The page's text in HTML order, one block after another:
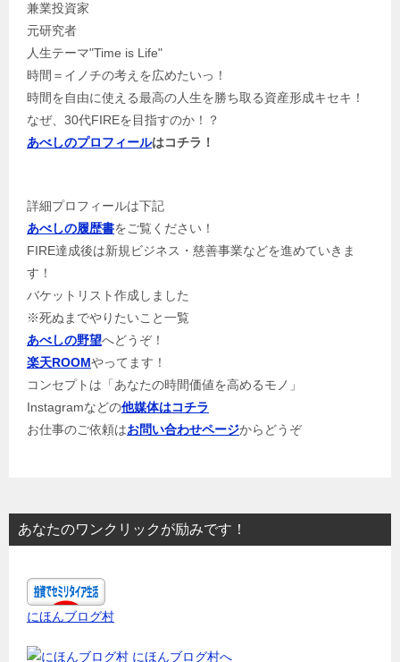
兼業投資家
元研究者
人生テーマ"Time is Life"
時間＝イノチの考えを広めたいっ！
時間を自由に使える最高の人生を勝ち取る資産形成キセキ！
なぜ、30代FIREを目指すのか！？
あべしのプロフィールはコチラ！
詳細プロフィールは下記
あべしの履歴書をご覧ください！
FIRE達成後は新規ビジネス・慈善事業などを進めていきま
す！
バケットリスト作成しました
※死ぬまでやりたいこと一覧
あべしの野望へどうぞ！
楽天ROOMやってます！
コンセプトは「あなたの時間価値を高めるモノ」
Instagramなどの他媒体はコチラ
お仕事のご依頼はお問い合わせページからどうぞ
あなたのワンクリックが励みです！
にほんブログ村